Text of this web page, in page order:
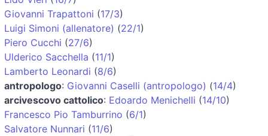
Giovanni Trapattoni (17/3)
Luigi Simoni (allenatore) (22/1)
Piero Cucchi (27/6)
Ulderico Sacchella (11/1)
Lamberto Leonardi (8/6)
antropologo: Giovanni Caselli (antropologo) (14/4)
arcivescovo cattolico: Edoardo Menichelli (14/10)
Francesco Pio Tamburrino (6/1)
Salvatore Nunnari (11/6)